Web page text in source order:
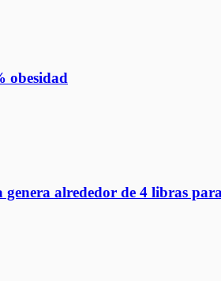
obesidad
alrededor de 4 libras